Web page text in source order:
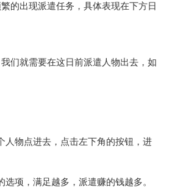
的出现派遣任务，具体表现在下方日
们就需要在这日前派遣人物出去，如
人物点进去，点击左下角的按钮，进
项，满足越多，派遣赚的钱越多。